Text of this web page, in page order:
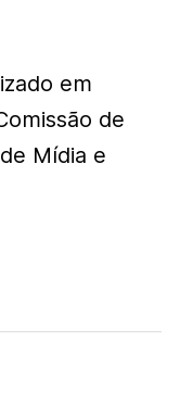
em
de
Mídia e